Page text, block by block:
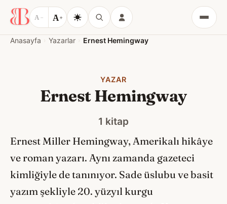
A − A+
Menü
Anasayfa Yazarlar Ernest Hemingway
YAZAR
Ernest Hemingway
1 kitap
Ernest Miller Hemingway, Amerikalı hikâye
ve roman yazarı. Aynı zamanda gazeteci
kimliğiyle de tanınıyor. Sade üslubu ve basit
yazım şekliyle 20. yüzyıl kurgu